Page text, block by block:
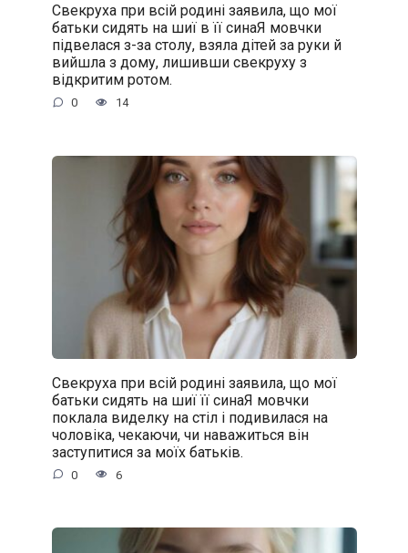
Свекруха при всій родині заявила, що мої
батьки сидять на шиї в її синаЯ мовчки
підвелася з-за столу, взяла дітей за руки й
вийшла з дому, лишивши свекруху з
відкритим ротом.
0 14
Свекруха при всій родині заявила, що мої
батьки сидять на шиї її синаЯ мовчки
поклала виделку на стіл і подивилася на
чоловіка, чекаючи, чи наважиться він
заступитися за моїх батьків.
0 6